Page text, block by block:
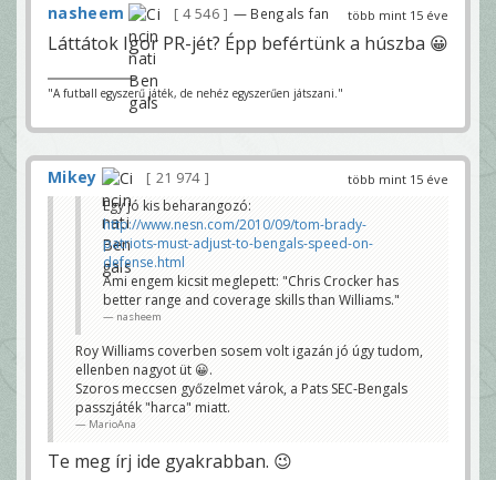
több mint 15 éve
nasheem 4 546 — Bengals fan
Láttátok Igor PR-jét? Épp befértünk a húszba 😀
"A futball egyszerű játék, de nehéz egyszerűen játszani."
több mint 15 éve
Mikey
21 974
Egy jó kis beharangozó:
http://www.nesn.com/2010/09/tom-brady-
patriots-must-adjust-to-bengals-speed-on-
defense.html
Ami engem kicsit meglepett: "Chris Crocker has
better range and coverage skills than Williams."
nasheem
Roy Williams coverben sosem volt igazán jó úgy tudom,
ellenben nagyot üt 😀.
Szoros meccsen győzelmet várok, a Pats SEC-Bengals
passzjáték "harca" miatt.
MarioAna
Te meg írj ide gyakrabban. 😉